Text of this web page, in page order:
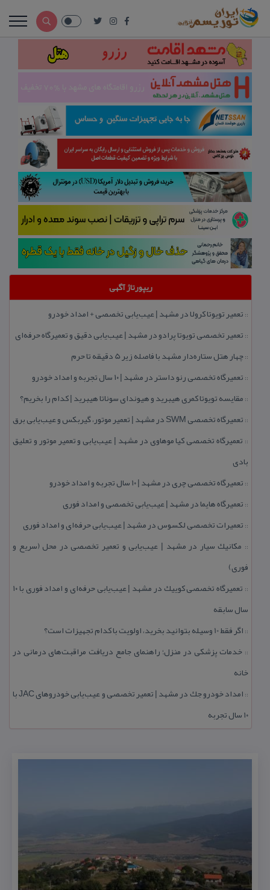
ریپورتاژ آگهی
:: تعمیر تویوتا كرولا در مشهد | عیب‌یابی تخصصی + امداد خودرو
:: تعمیر تخصصی تویوتا پرادو در مشهد | عیب‌یابی دقیق و تعمیرگاه حرفه‌ای
::چهار هتل‌ ستاره‌دار مشهد با فاصله زیر 5 دقیقه تا حرم
:: تعمیرگاه تخصصی رنو داستر در مشهد | ۱۰ سال تجربه و امداد خودرو
:: مقایسه تویوتا كمری هیبرید و هیوندای سوناتا هیبرید | كدام را بخریم؟
:: تعمیرگاه تخصصی SWM در مشهد | تعمیر موتور، گیربكس و عیب‌یابی برق
:: تعمیرگاه تخصصی كیا موهاوی در مشهد | عیب‌یابی و تعمیر موتور و تعلیق
بادی
:: تعمیرگاه تخصصی چری در مشهد | ۱۰ سال تجربه و امداد خودرو
:: تعمیرگاه هایما در مشهد | عیب‌یابی تخصصی و امداد فوری
:: تعمیرات تخصصی لكسوس در مشهد | عیب‌یابی حرفه‌ای و امداد فوری
:: مكانیك سیار در مشهد | عیب‌یابی و تعمیر تخصصی در محل (سریع و
فوری)
::
تعمیرگاه تخصصی كوییك در مشهد | عیب‌یابی حرفه‌ای و امداد فوری با ۱۰
سال سابقه
:: اگر فقط 10 وسیله بتوانید بخرید، اولویت با كدام تجهیزات است؟
:: خدمات پزشكی در منزل؛ راهنمای جامع دریافت مراقبت‌های درمانی در
خانه
::
امداد خودرو جك در مشهد | تعمیر تخصصی و عیب‌یابی خودروهای JAC با
۱۰ سال تجربه